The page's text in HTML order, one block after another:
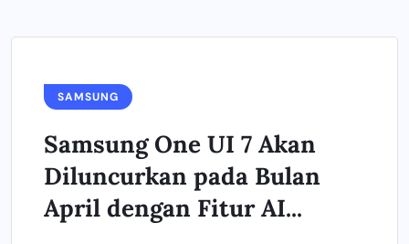
SAMSUNG
Samsung One UI 7 Akan
Diluncurkan pada Bulan
April dengan Fitur AI...